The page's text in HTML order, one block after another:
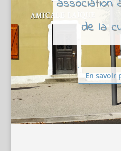
de la
En savoir